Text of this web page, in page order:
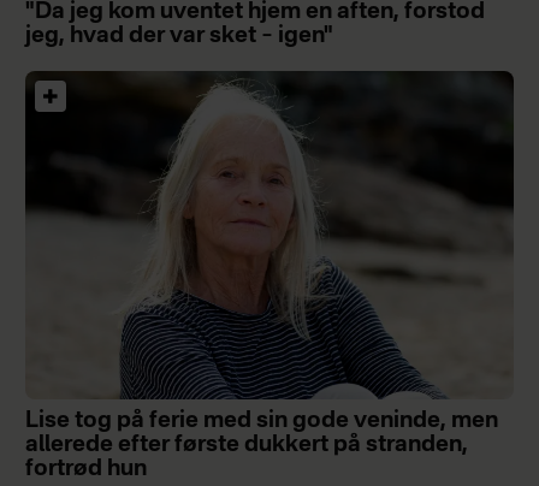
"Da jeg kom uventet hjem en aften, forstod
jeg, hvad der var sket – igen"
Lise tog på ferie med sin gode veninde, men
allerede efter første dukkert på stranden,
fortrød hun